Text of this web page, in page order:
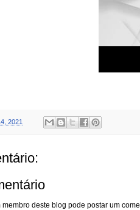
2021
deste blog pode postar um